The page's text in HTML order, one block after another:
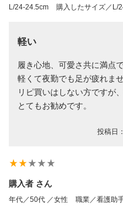
L/24-24.5cm
購入したサイズ／L/
軽い
履き心地、可愛さ共に満点で
軽くて夜勤でも足が疲れませ
リピ買いはしない方ですが
とてもお勧めです。
投稿日
star_ratestar_ratestar_rate star_rate star_rate
購入者 さん
年代／50代 ／女性 職業／看護助